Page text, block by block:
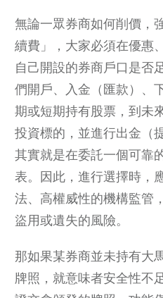
無論一眾券商如何削價，
續費」，大家必須在優惠
自己開設的券商戶口是否
們開戶、入金（匯款）、
期或短期持有股票，到未
投資標的，並進行出金（
其實就是在委託一個可靠
表。因此，進行選擇時，
法、高權威性的機構監管
盜用或遺失的風險。
那如果某券商並未持有大
牌照，就意味者安全性不